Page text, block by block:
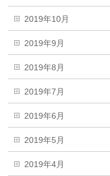
2019年10月
2019年9月
2019年8月
2019年7月
2019年6月
2019年5月
2019年4月